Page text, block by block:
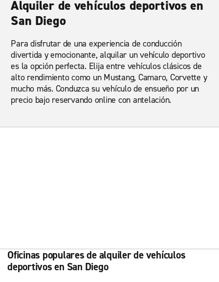
Alquiler de vehículos deportivos en
San Diego
Para disfrutar de una experiencia de conducción
divertida y emocionante, alquilar un vehículo deportivo
es la opción perfecta. Elija entre vehículos clásicos de
alto rendimiento como un Mustang, Camaro, Corvette y
mucho más. Conduzca su vehículo de ensueño por un
precio bajo reservando online con antelación.
Oficinas populares de alquiler de vehículos
deportivos en San Diego